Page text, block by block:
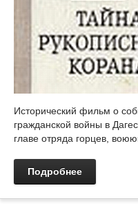
Исторический фильм о
гражданской войны в
главе отряда горцев,
Подробнее